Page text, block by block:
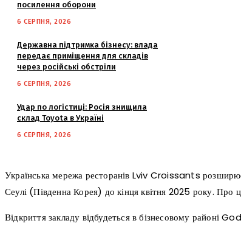
посилення оборони
6 СЕРПНЯ, 2026
Державна підтримка бізнесу: влада
передає приміщення для складів
через російські обстріли
6 СЕРПНЯ, 2026
Удар по логістиці: Росія знищила
склад Toyota в Україні
6 СЕРПНЯ, 2026
Українська мережа ресторанів Lviv Croissants
Сеулі (Південна Корея) до кінця квітня 2025 року. Про
Відкриття закладу відбудеться в бізнесовому